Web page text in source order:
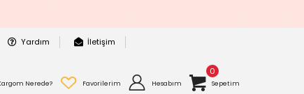
Yardım İletişim
Nerede? Favorilerim Hesabım
0
Sepetim